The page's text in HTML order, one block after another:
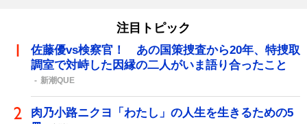
注目トピック
佐藤優vs検察官！ あの国策捜査から20年、特捜取
調室で対峙した因縁の二人がいま語り合ったこと
新潮QUE
肉乃小路ニクヨ「わたし」の人生を生きるための5